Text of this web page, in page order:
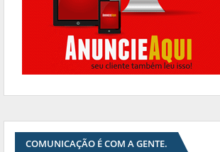
COMUNICAÇÃO É COM A GENTE.